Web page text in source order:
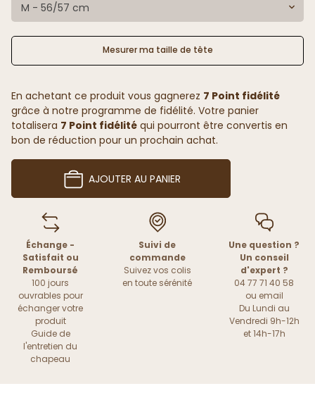
M - 56/57 cm
Mesurer ma taille de tête
En achetant ce produit vous gagnerez 7 Point fidélité
grâce à notre programme de fidélité. Votre panier
totalisera 7 Point fidélité qui pourront être convertis en
bon de réduction pour un prochain achat.
AJOUTER AU PANIER
Échange -
Satisfait ou
Remboursé
100 jours
ouvrables pour
échanger votre
produit
Guide de
l'entretien du
chapeau
Suivi de
commande
Suivez vos colis
en toute sérénité
Une question ?
Un conseil
d'expert ?
04 77 71 40 58
ou email
Du Lundi au
Vendredi 9h-12h
et 14h-17h